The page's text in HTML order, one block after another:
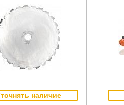
наличие